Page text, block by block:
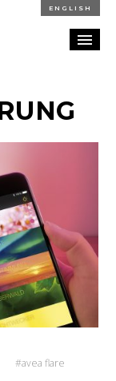
ENGLISH
KARRIERE
KONTAKT
#avea flare